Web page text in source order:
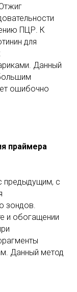
ПЦР. К
для
Данный
ошибочно
праймера
предыдущим, с
зондов.
и обогащении
Данный метод